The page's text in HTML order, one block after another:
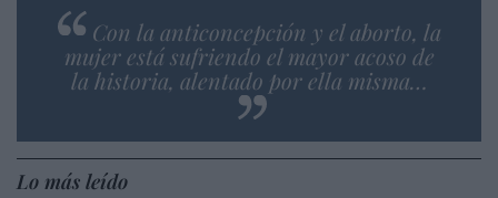
Con la anticoncepción y el aborto, la
mujer está sufriendo el mayor acoso de
la historia, alentado por ella misma…
Lo más leído